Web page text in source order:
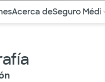
para saltar
Acerca deSeguro